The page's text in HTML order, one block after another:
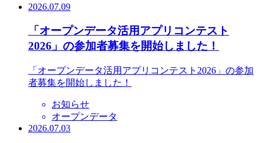
2026.07.09
「オープンデータ活用アプリコンテスト
2026」の参加者募集を開始しました！
「オープンデータ活用アプリコンテスト2026」の参加
者募集を開始しました！
お知らせ
オープンデータ
2026.07.03